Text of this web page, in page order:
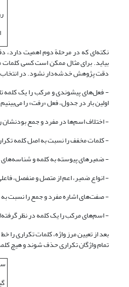
نکته‌ای که در مرحلة دوم اهمیت دارد،
بیاید. برای مثال ممکن است کسی
دقت پژوهش خدشه‌دار نشود. در انتخاب
- فعل‌های پیشوندی و مرکب را یک کلمه
اولین بار در جدول، فعل «رفت» را
- اختلاف اسم‌ها در مفرد و جمع بودنشان
- کلمات مخفف را نسبت به اصل کلمه تکرار
- ضمیرهای پیوسته به کلمه و
- انواع ضمیر، اعم از متصل و منفصل،
- صفت‌های اشاره مفرد و جمع را نسبت به
- اسم‌های مرکب را یک کلمه در نظر
تمام واژگان تکراری حذف شوند و هیچ